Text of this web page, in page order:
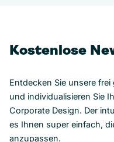
Kostenlose
Entdecken Sie unsere
und individualisieren Sie
Corporate Design. Der
es Ihnen super einfach,
anzupassen.